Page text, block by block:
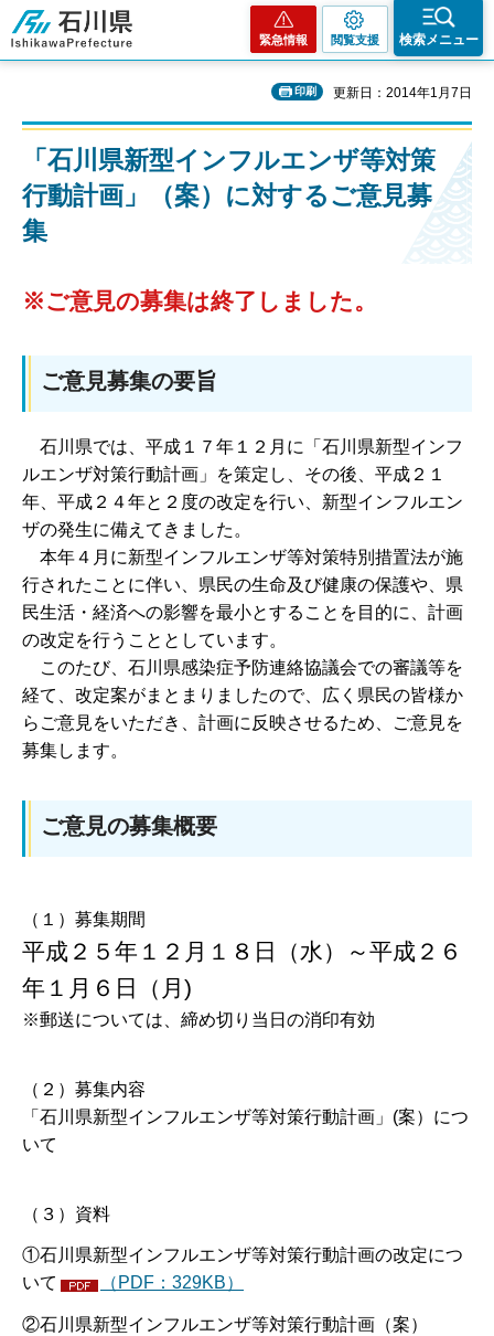
石川県
緊急情報 閲覧支援 検索メニュー
印刷 更新日：2014年1月7日
「石川県新型インフルエンザ等対策
行動計画」（案）に対するご意見募
集
※ご意見の募集は終了しました。
ご意見募集の要旨
石川県では、平成１７年１２月に「石川県新型インフ
ルエンザ対策行動計画」を策定し、その後、平成２１
年、平成２４年と２度の改定を行い、新型インフルエン
ザの発生に備えてきました。
本年４月に新型インフルエンザ等対策特別措置法が施
行されたことに伴い、県民の生命及び健康の保護や、県
民生活・経済への影響を最小とすることを目的に、計画
の改定を行うこととしています。
このたび、石川県感染症予防連絡協議会での審議等を
経て、改定案がまとまりましたので、広く県民の皆様か
らご意見をいただき、計画に反映させるため、ご意見を
募集します。
ご意見の募集概要
（１）募集期間
平成２５年１２月１８日（水）～平成２６
年１月６日（月)
※郵送については、締め切り当日の消印有効
（２）募集内容
「石川県新型インフルエンザ等対策行動計画」(案）につ
いて
（３）資料
①石川県新型インフルエンザ等対策行動計画の改定につ
いて
（PDF：329KB）
②石川県新型インフルエンザ等対策行動計画（案）